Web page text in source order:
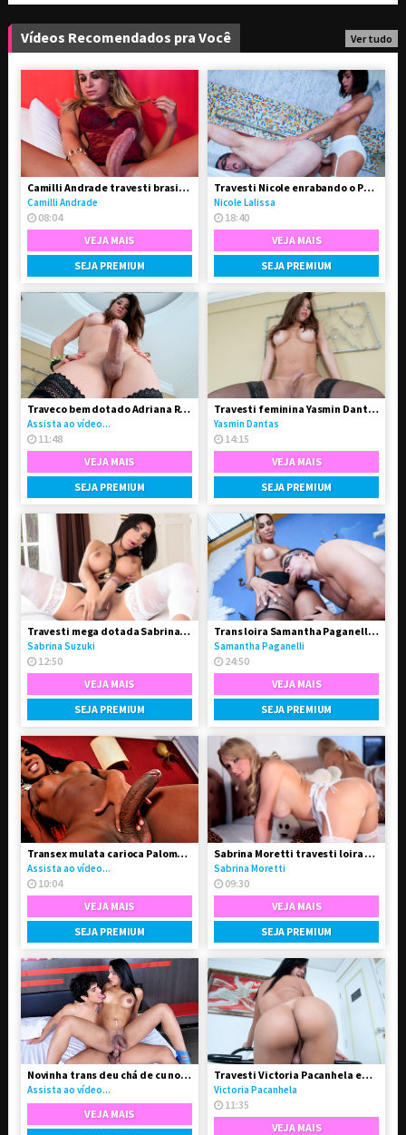
Renovado a cada 6 meses 29,90
Combo Avantajadas
// Acesso a 4 sites
exclusivos
R$29,90
PROSSEGUIR
Vídeos Recomendados pra Você Ver tudo
Camilli Andrade travesti brasileira bem dotada de pau
Camilli Andrade
08:04
VEJA MAIS
SEJA PREMIUM
Travesti Nicole enrabando o Paulo
Nicole Lalissa
18:40
VEJA MAIS
SEJA PREMIUM
Traveco bem dotado Adriana Rodrigues
Assista ao vídeo...
11:48
VEJA MAIS
SEJA PREMIUM
Travesti feminina Yasmin Dantas se exibindo na live
Yasmin Dantas
14:15
VEJA MAIS
SEJA PREMIUM
Travesti mega dotada Sabrina Suzuki em vídeo solo
Sabrina Suzuki
12:50
VEJA MAIS
SEJA PREMIUM
Trans loira Samantha Paganelli fodeu seu amigo passivo
Samantha Paganelli
24:50
VEJA MAIS
SEJA PREMIUM
Transex mulata carioca Paloma Dbiath
Assista ao vídeo...
10:04
VEJA MAIS
SEJA PREMIUM
Sabrina Moretti travesti loira super feminina
Sabrina Moretti
09:30
VEJA MAIS
SEJA PREMIUM
Novinha trans deu chá de cu no seu namorado
Assista ao vídeo...
VEJA MAIS
Travesti Victoria Pacanhela em vídeo solo
Victoria Pacanhela
11:35
VEJA MAIS